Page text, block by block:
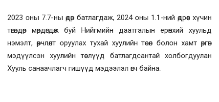
2023 оны 7.7-ны өдөр батлагдаж, 2024 оны 1.1-ний өдрөөс хүчин
төгөлдөр мөрдөгдөж буй Нийгмийн даатгалын ерөнхий хуульд
нэмэлт, өөрчлөлт оруулах тухай хуулийн төсөл болон хамт өргөн
мэдүүлсэн хуулийн төслүүд батлагдсантай холбогдуулан
Хууль санаачлагч гишүүд мэдээлэл өгч байна.